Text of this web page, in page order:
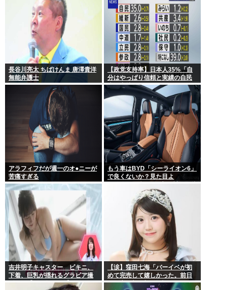
長谷川亮太 ちばけんま 唐澤貴洋
無能弁護士
【政党支持率】日本人35%「自
分はやっぱり信頼と実績の自民
党を支持します」
アラフィフだが週一のオ●ニーが
苦痛すぎる
もう車はBYD「シーライオン6」
で良くないか？見た目よ
し.PH.EV.保証長い.中国製…嫌儲
民が求めるものが全てある
吉井明子キャスター ビキニ、
下着、巨乳が揺れるグラビア撮
影！！【GIF動画あり】
【涙】窪田七海「バーイベが初
めて完売して嬉しかった。前日
は不安で朝4時まで泣いてた」